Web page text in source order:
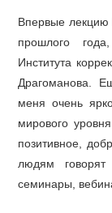
Впервые лекцию
прошлого
Института
Драгоманова.
меня очень
мирового
позитивное,
людям
семинары,